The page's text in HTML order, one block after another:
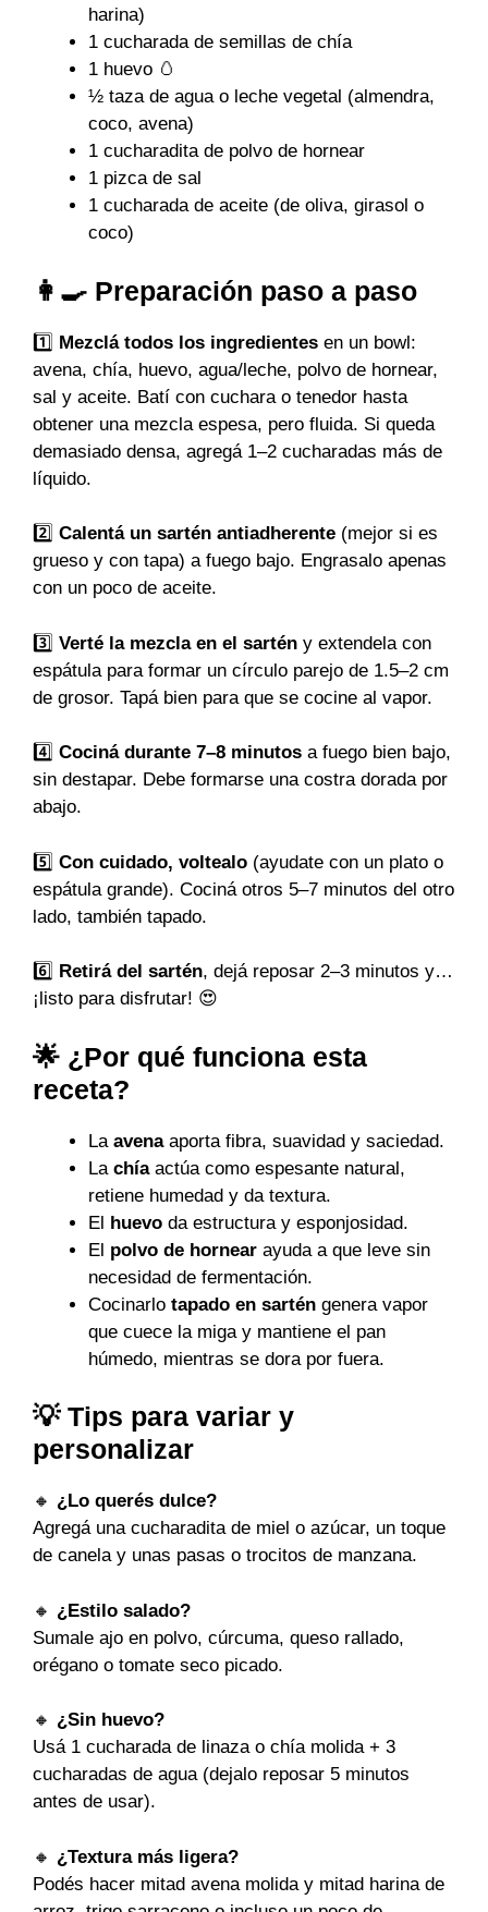
harina)
1 cucharada de semillas de chía
1 huevo 🥚
½ taza de agua o leche vegetal (almendra,
coco, avena)
1 cucharadita de polvo de hornear
1 pizca de sal
1 cucharada de aceite (de oliva, girasol o
coco)
👩‍🍳 Preparación paso a paso
1️⃣ Mezclá todos los ingredientes en un bowl:
avena, chía, huevo, agua/leche, polvo de hornear,
sal y aceite. Batí con cuchara o tenedor hasta
obtener una mezcla espesa, pero fluida. Si queda
demasiado densa, agregá 1–2 cucharadas más de
líquido.
2️⃣ Calentá un sartén antiadherente (mejor si es
grueso y con tapa) a fuego bajo. Engrasalo apenas
con un poco de aceite.
3️⃣ Verté la mezcla en el sartén y extendela con
espátula para formar un círculo parejo de 1.5–2 cm
de grosor. Tapá bien para que se cocine al vapor.
4️⃣ Cociná durante 7–8 minutos a fuego bien bajo,
sin destapar. Debe formarse una costra dorada por
abajo.
5️⃣ Con cuidado, voltealo (ayudate con un plato o
espátula grande). Cociná otros 5–7 minutos del otro
lado, también tapado.
6️⃣ Retirá del sartén, dejá reposar 2–3 minutos y…
¡listo para disfrutar! 😍
🌟 ¿Por qué funciona esta
receta?
La avenaaporta fibra, suavidad y saciedad.
La chíaactúa como espesante natural,
retiene humedad y da textura.
El huevo da estructura y esponjosidad.
El polvo de hornear ayuda a que leve sin
necesidad de fermentación.
Cocinarlo tapado en sartén genera vapor
que cuece la miga y mantiene el pan
húmedo, mientras se dora por fuera.
💡 Tips para variar y
personalizar
🔸 ¿Lo querés dulce?
Agregá una cucharadita de miel o azúcar, un toque
de canela y unas pasas o trocitos de manzana.
🔸 ¿Estilo salado?
Sumale ajo en polvo, cúrcuma, queso rallado,
orégano o tomate seco picado.
🔸 ¿Sin huevo?
Usá 1 cucharada de linaza o chía molida + 3
cucharadas de agua (dejalo reposar 5 minutos
antes de usar).
🔸 ¿Textura más ligera?
Podés hacer mitad avena molida y mitad harina de